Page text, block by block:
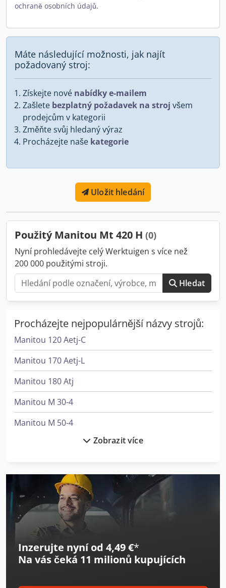
ochraně osobních údajů.
Máte následující možnosti, jak najít
požadovaný stroj:
Získejte nové nabídky e-mailem
Zašlete bezplatný požadavek na stroj všem
prodejcům v kategorii
Změňte svůj hledaný výraz
Procházejte naše kategorie
Uložit hledání
Použitý Manitou Mt 420 H (0)
Nyní prohledávejte celý Werktuigen s více než
200 000 použitými stroji.
Hledat
Procházejte nejpopulárnější názvy strojů:
Manitou 120 Aetj-C
Manitou 170 Aetj-L
Manitou 180 Atj
Manitou M 30-4
Manitou M 50-4
Manitou Me 430
Manitou Me 450
Manitou Mht 10130
Manitou Mht 10180
Manitou Mht 790
Zobrazit více
Inzerujte nyní od 4,49 €*
Na vás čeká 11 milionů kupujících